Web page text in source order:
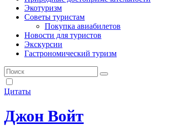
Экотуризм
Советы туристам
Покупка авиабилетов
Новости для туристов
Экскурсии
Гастрономический туризм
Цитаты
Джон Войт